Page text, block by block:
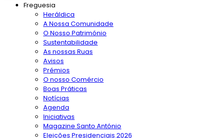
Freguesia
Heráldica
A Nossa Comunidade
O Nosso Património
Sustentabilidade
As nossas Ruas
Avisos
Prémios
O nosso Comércio
Boas Práticas
Notícias
Agenda
Iniciativas
Magazine Santo António
Eleições Presidenciais 2026